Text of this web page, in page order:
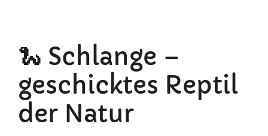
🐍 Schlange –
geschicktes Reptil
der Natur